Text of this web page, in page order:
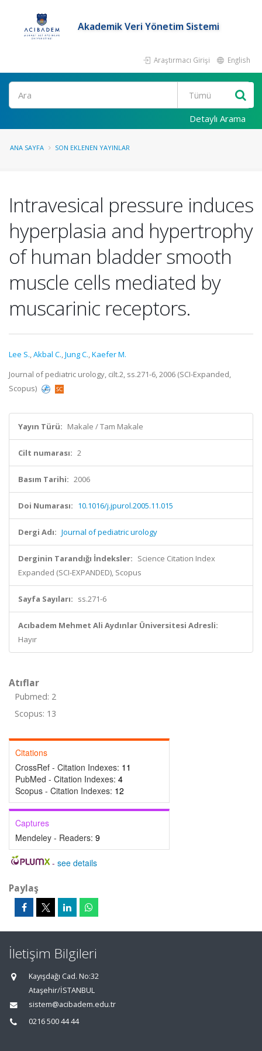
Akademik Veri Yönetim Sistemi
Araştırmacı Girişi English
Ara
Detaylı Arama
ANA SAYFA SON EKLENEN YAYINLAR
Intravesical pressure induces
hyperplasia and hypertrophy
of human bladder smooth
muscle cells mediated by
muscarinic receptors.
Lee S.,Akbal C.,Jung C.,Kaefer M.
Journal of pediatric urology, cilt.2, ss.271-6, 2006 (SCI-Expanded,
Scopus)
Yayın Türü: Makale / Tam Makale
Cilt numarası: 2
Basım Tarihi: 2006
Doi Numarası: 10.1016/j.jpurol.2005.11.015
Dergi Adı: Journal of pediatric urology
Derginin Tarandığı İndeksler: Science Citation Index
Expanded (SCI-EXPANDED), Scopus
Sayfa Sayıları: ss.271-6
Acıbadem Mehmet Ali Aydınlar Üniversitesi Adresli:
Hayır
Atıflar
Pubmed: 2
Scopus: 13
Citations
CrossRef - Citation Indexes: 11
PubMed - Citation Indexes: 4
Scopus - Citation Indexes: 12
Captures
Mendeley - Readers: 9
- see details
Paylaş
İletişim Bilgileri
Kayışdağı Cad. No:32
Ataşehir/İSTANBUL
sistem@acibadem.edu.tr
0216 500 44 44